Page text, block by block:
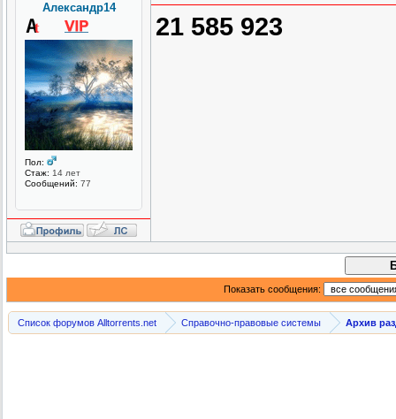
Александр14
Пол:
Стаж: 14 лет
Сообщений: 77
21 585 923
Показать сообщения:
Список форумов Alltorrents.net Справочно-правовые системы Архив